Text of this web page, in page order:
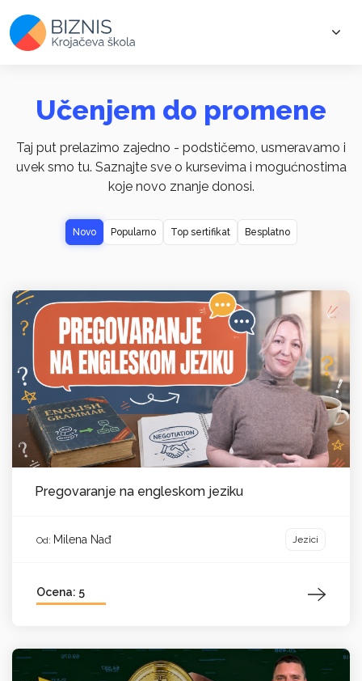
Učenjem do promene
Taj put prelazimo zajedno - podstičemo, usmeravamo i
uvek smo tu. Saznajte sve o kursevima i mogućnostima
koje novo znanje donosi.
Novo Popularno Top sertifikat Besplatno
Pregovaranje na engleskom jeziku
Od: Milena Nađ Jezici
Ocena: 5